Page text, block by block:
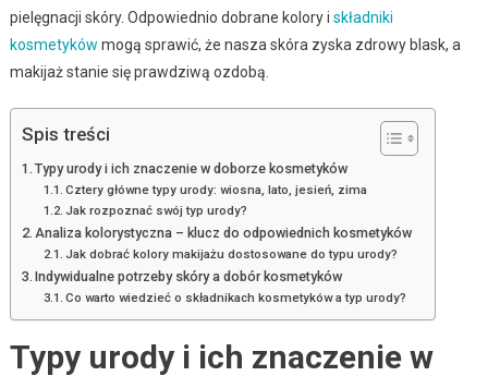
pielęgnacji skóry. Odpowiednio dobrane kolory i składniki
kosmetyków mogą sprawić, że nasza skóra zyska zdrowy blask, a
makijaż stanie się prawdziwą ozdobą.
Spis treści
Typy urody i ich znaczenie w doborze kosmetyków
Cztery główne typy urody: wiosna, lato, jesień, zima
Jak rozpoznać swój typ urody?
Analiza kolorystyczna – klucz do odpowiednich kosmetyków
Jak dobrać kolory makijażu dostosowane do typu urody?
Indywidualne potrzeby skóry a dobór kosmetyków
Co warto wiedzieć o składnikach kosmetyków a typ urody?
Typy urody i ich znaczenie w